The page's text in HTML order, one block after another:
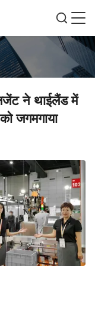
ने थाईलैंड में
जगमगाया